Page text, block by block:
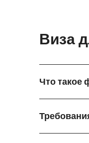
Виза
Что такое